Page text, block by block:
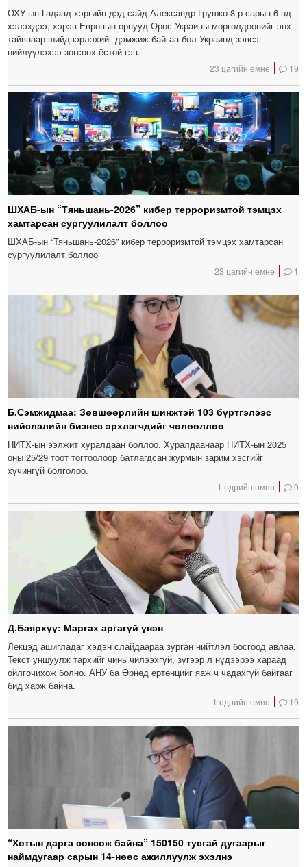
ОХУ-ын Гадаад хэргийн дэд сайд Александр Грушко 8-р сарын 6-нд
хэлэхдээ, хэрэв Европын орнууд Орос-Украины мөргөлдөөнийг энх
тайвнаар шийдвэрлэхийг дэмжиж байгаа бол Украинд зэвсэг
нийлүүлэхээ зогсоох ёстой гэв.
23 цагийн өмнө 19
ШХАБ-ын “Тяньшань-2026” кибер терроризмтой тэмцэх
хамтарсан сургуулилалт боллоо
ШХАБ-ын “Тяньшань-2026” кибер терроризмтой тэмцэх хамтарсан
сургуулилалт боллоо
23 цагийн өмнө 1
Б.Сэмжидмаа: Зөвшөөрлийн шинжтэй 103 бүртгэлээс
нийслэлийн бизнес эрхлэгчдийг чөлөөллөө
НИТХ-ын ээлжит хуралдаан боллоо. Хуралдаанаар НИТХ-ын 2025
оны 25/29 тоот тогтоолоор батлагдсан журмын зарим хэсгийг
хүчингүй болголоо.
1 өдрийн өмнө 0
Д.Баярхүү: Маргах аргагүй үнэн
Лекцэд ашигладаг хэдэн слайдаараа зурган нийтлэл босгоод авлаа.
Текст уншуулж тархийг чинь чилээхгүй, зүгээр л нүдээрээ хараад
ойлгочихож болно. АНУ ба Өрнөд ертөнцийг яаж ч чадахгүй байгааг
бид харж байна.
1 өдрийн өмнө 19
“Хотын дарга сонсож байна” 150150 тусгай дугаарыг
наймдугаар сарын 14-нөөс ажиллуулж эхэлнэ